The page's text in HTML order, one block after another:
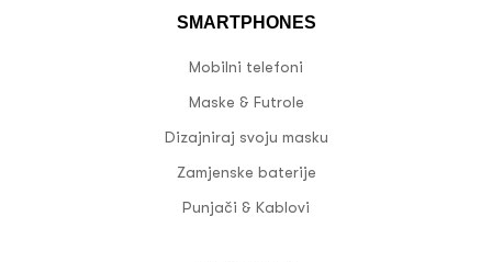
SMARTPHONES
Mobilni telefoni
Maske & Futrole
Dizajniraj svoju masku
Zamjenske baterije
Punjači & Kablovi